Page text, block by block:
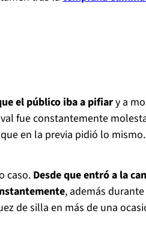
el público iba a pifiary a
fue constantemente
en la previa pidió lo mismo.
caso.Desde que entró a la
, además
de silla en más de una